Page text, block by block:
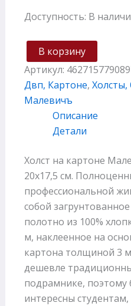
Доступность: В
В корзину
Артикул:
Двп, Картоне, Холсты,
Малевичъ
Описание
Детали
Холст на картоне
20х17,5 см.
профессиональной
собой
полотно из 100%
м, наклеенное на
картона толщиной 3
дешевле
подрамнике, поэтому
интересны